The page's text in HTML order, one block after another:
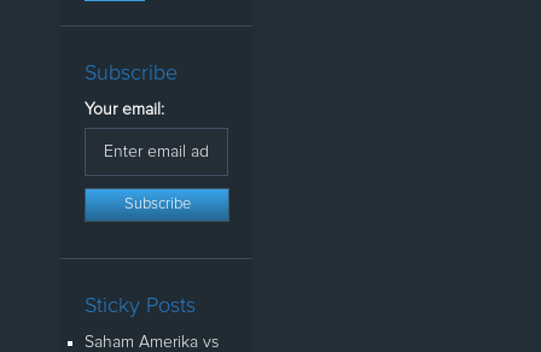
Subscribe
Your email:
Sticky Posts
Saham Amerika vs